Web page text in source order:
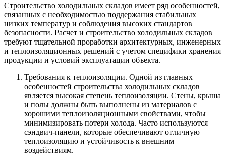
Строительство холодильных складов имеет ряд особенностей,
связанных с необходимостью поддержания стабильных
низких температур и соблюдения высоких стандартов
безопасности. Расчет и строительство холодильных складов
требуют тщательной проработки архитектурных, инженерных
и теплоизоляционных решений с учетом специфики хранения
продукции и условий эксплуатации объекта.
Требования к теплоизоляции. Одной из главных
особенностей строительства холодильных складов
является высокая степень теплоизоляции. Стены, крыша
и полы должны быть выполнены из материалов с
хорошими теплоизоляционными свойствами, чтобы
минимизировать потери холода. Часто используются
сэндвич-панели, которые обеспечивают отличную
теплоизоляцию и устойчивость к внешним
воздействиям.